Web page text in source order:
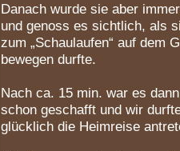
Danach wurde sie aber
und genoss es sichtlich, als
zum „Schaulaufen“ auf dem
bewegen durfte.
Nach ca. 15 min. war es
schon geschafft und wir
glücklich die Heimreise